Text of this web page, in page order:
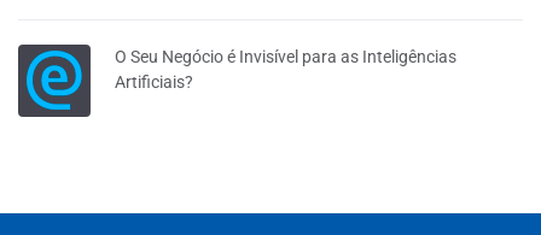
O Seu Negócio é Invisível para as Inteligências
Artificiais?